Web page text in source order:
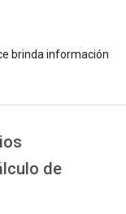
brinda información
de